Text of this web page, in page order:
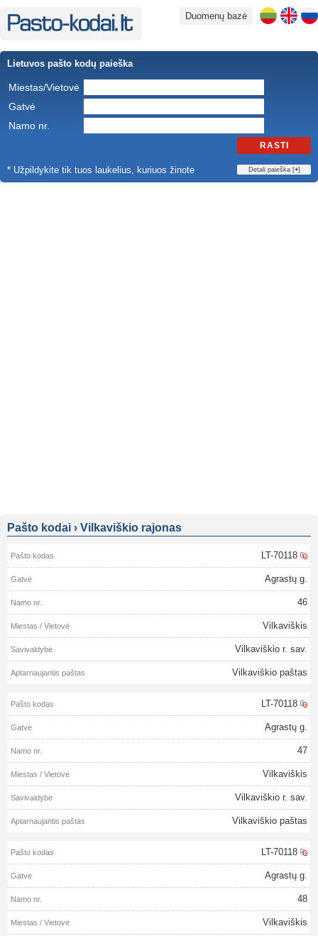
Duomenų bazė
Lietuvos pašto kodų paieška
Miestas/Vietovė
Gatvė
Namo nr.
RASTI
* Užpildykite tik tuos laukelius, kuriuos žinote Detali paieška [+]
Pašto kodai › Vilkaviškio rajonas
LT-70118
Agrastų g.
46
Vilkaviškis
Vilkaviškio r. sav.
Vilkaviškio paštas
LT-70118
Agrastų g.
47
Vilkaviškis
Vilkaviškio r. sav.
Vilkaviškio paštas
LT-70118
Agrastų g.
48
Vilkaviškis